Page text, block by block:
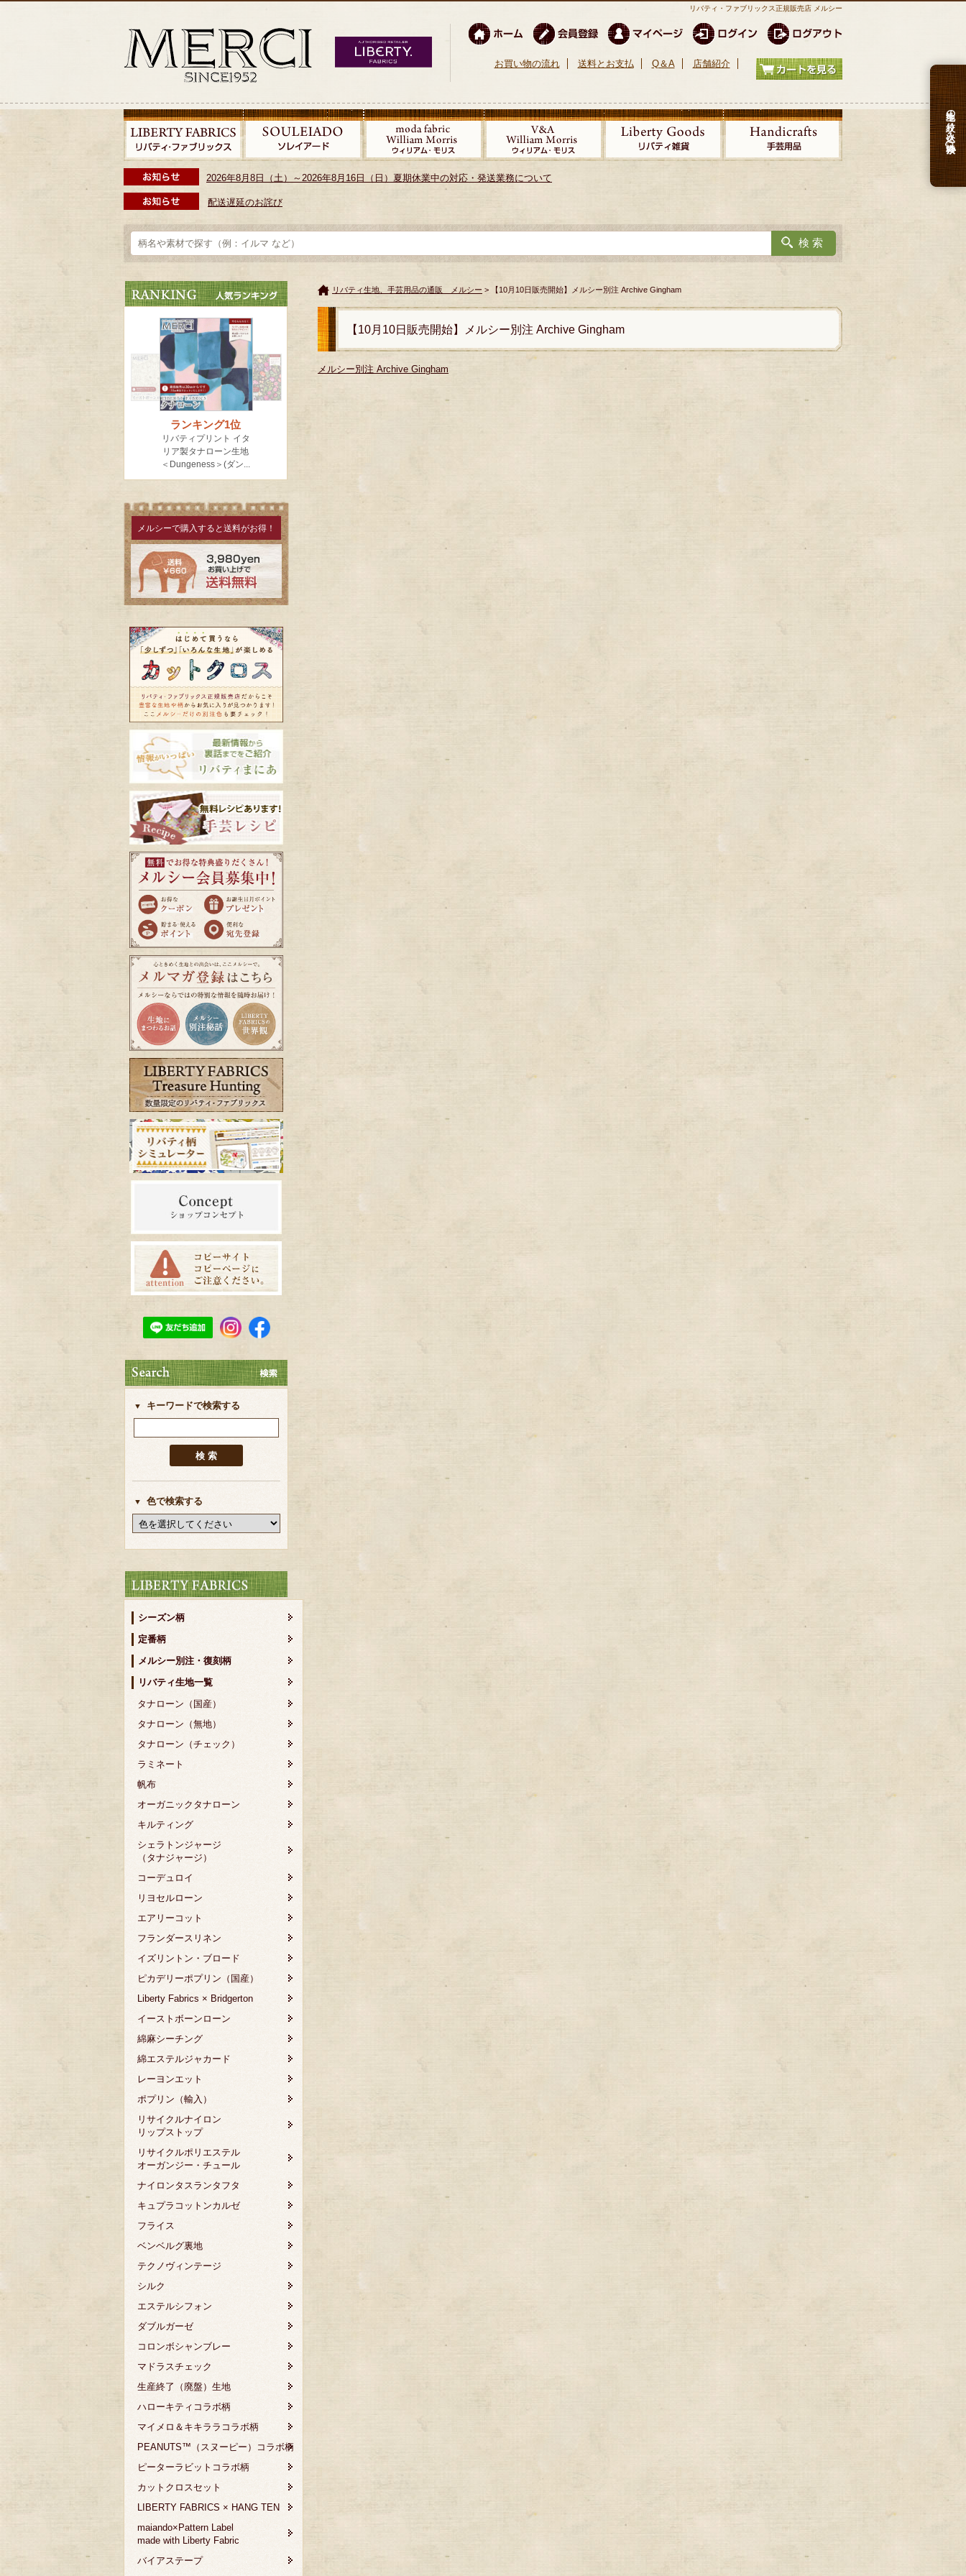
リバティ・ファブリックス正規販売店 メルシー
お買い物の流れ 送料とお支払 Q＆A 店舗紹介
2026年8月8日（土）～2026年8月16日（日）夏期休業中の対応・発送業務について
配送遅延のお詫び
生地の絞り込み検索
メルシーで購入すると送料がお得！
キーワードで検索する
色で検索する
シーズン柄
定番柄
メルシー別注・復刻柄
リバティ生地一覧
タナローン（国産）
タナローン（無地）
タナローン（チェック）
ラミネート
帆布
オーガニックタナローン
キルティング
シェラトンジャージ
（タナジャージ）
コーデュロイ
リヨセルローン
エアリーコット
フランダースリネン
イズリントン・ブロード
ピカデリーポプリン（国産）
Liberty Fabrics × Bridgerton
イーストボーンローン
綿麻シーチング
綿エステルジャカード
レーヨンエット
ポプリン（輸入）
リサイクルナイロン
リップストップ
リサイクルポリエステル
オーガンジー・チュール
ナイロンタスランタフタ
キュプラコットンカルゼ
フライス
ベンベルグ裏地
テクノヴィンテージ
シルク
エステルシフォン
ダブルガーゼ
コロンボシャンブレー
マドラスチェック
生産終了（廃盤）生地
ハローキティコラボ柄
マイメロ＆キキララコラボ柄
PEANUTS™（スヌーピー）コラボ柄
ピーターラビットコラボ柄
カットクロスセット
LIBERTY FABRICS × HANG TEN
maiando×Pattern Label
made with Liberty Fabric
バイアステープ
リバティ生地、手芸用品の通販 メルシー > 【10月10日販売開始】メルシー別注 Archive Gingham
【10月10日販売開始】メルシー別注 Archive Gingham
メルシー別注 Archive Gingham